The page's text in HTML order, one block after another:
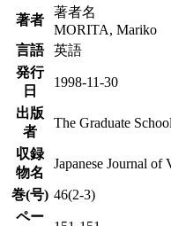
著者
著者名
MORITA, Mariko
言語
英語
発行
日
1998-11-30
出版
者
The Graduate
収録
物名
Japanese Journal of
巻(号) 46(2-3)
ペー